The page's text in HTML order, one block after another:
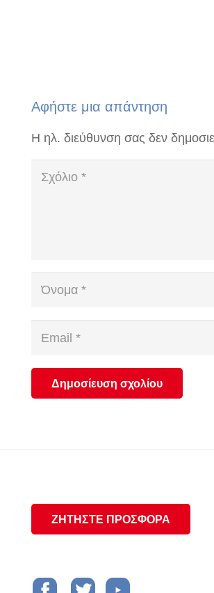
Αφήστε μια απάντηση
Η ηλ. διεύθυνση σας δεν
Δημοσίευση σχολίου
ΖΗΤΗΣΤΕ ΠΡΟΣΦΟΡΑ